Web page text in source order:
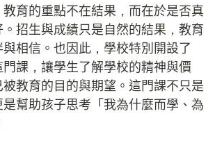
育的重點不在結果，而在於是否真
招生與成績只是自然的結果，教育
相信。也因此，學校特別開設了
門課，讓學生了解學校的精神與價
教育的目的與期望。這門課不只是
幫助孩子思考「我為什麼而學、為